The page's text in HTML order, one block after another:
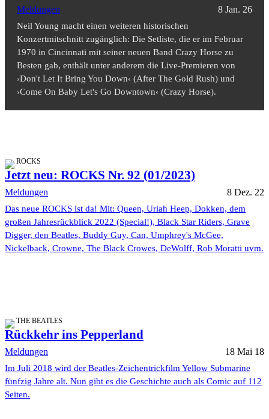
Meldungen 8 Jan. 26
Neil Young macht einen weiteren historischen
Konzertmitschnitt zugänglich: Die Setliste, die er im Februar
1970 in Cincinnati mit seiner neuen Band Crazy Horse zu
Besten gab, enthält unter anderem die Live-Premieren von
›Don't Let It Bring You Down‹ (After The Gold Rush) und
›Come On Baby Let's Go Downtown‹ (Crazy Horse).
ROCKS
Jetzt neu: ROCKS Nr. 92 (01/2023)
Meldungen 8 Dez. 22
Das neue ROCKS ist da! Mit: Queen, Uriah Heep, Dokken, dem
großen Jahresrückblick 2022 (Special!), Black Star Riders, Grave
Digger, den Beatles, Buddy Guy, Can, Umphrey's McGee,
Nickelback, Crowne, The Black Crowes, DeWolff, Rob Moratti uvm.
THE BEATLES
Rückkehr ins Pepperland
Meldungen 18 Mai 18
Im Juli 2018 wird der Beatles-Zeichentrickfilm Yellow Submarine
fünfzig Jahre alt. Nun gibt es die Geschichte auch als Comic auf 112
Seiten.